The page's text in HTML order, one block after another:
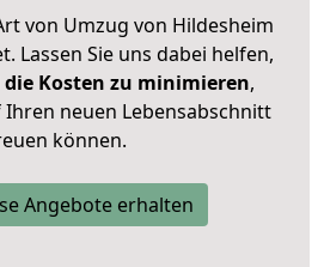
von Umzug von Hildesheim
Lassen Sie uns dabei helfen,
die Kosten zu minimieren,
Ihren neuen Lebensabschnitt
können.
Angebote erhalten